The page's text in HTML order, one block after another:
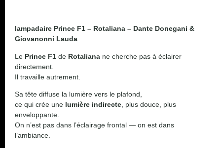
lampadaire Prince F1 – Rotaliana – Dante Donegani &
Giovanonni Lauda
Le Prince F1 de Rotaliana ne cherche pas à éclairer
directement.
Il travaille autrement.
Sa tête diffuse la lumière vers le plafond,
ce qui crée une lumière indirecte , plus douce, plus
enveloppante.
On n’est pas dans l’éclairage frontal — on est dans
l’ambiance.